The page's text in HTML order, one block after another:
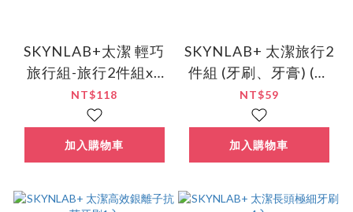
SKYNLAB+太潔 輕巧
旅行組-旅行2件組x2
(牙刷、牙膏) (情侶旅
行組)
NT$118
加入購物車
SKYNLAB+ 太潔旅行2
件組 (牙刷、牙膏) (旅
行組)
NT$59
加入購物車